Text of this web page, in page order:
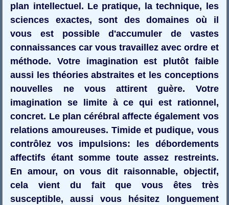
plan intellectuel. Le pratique, la technique, les
sciences exactes, sont des domaines où il
vous est possible d'accumuler de vastes
connaissances car vous travaillez avec ordre et
méthode. Votre imagination est plutôt faible
aussi les théories abstraites et les conceptions
nouvelles ne vous attirent guère. Votre
imagination se limite à ce qui est rationnel,
concret. Le plan cérébral affecte également vos
relations amoureuses. Timide et pudique, vous
contrôlez vos impulsions: les débordements
affectifs étant somme toute assez restreints.
En amour, on vous dit raisonnable, objectif,
cela vient du fait que vous êtes très
susceptible, aussi vous hésitez longuement